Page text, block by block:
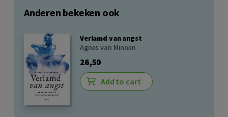
Anderen bekeken ook
Verlamd van angst
Agnes van Minnen
26,50
Add to cart